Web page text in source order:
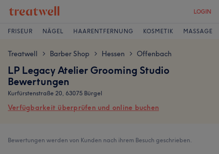
LOGIN
FRISEUR NÄGEL HAARENTFERNUNG KOSMETIK MASSAGE
Treatwell > Barber Shop > Hessen > Offenbach
LP Legacy Atelier Grooming Studio
Bewertungen
Kurfürstenstraße 20, 63075 Bürgel
Verfügbarkeit überprüfen und online buchen
Bewertungen werden von Kunden nach ihrem Besuch geschrieben.